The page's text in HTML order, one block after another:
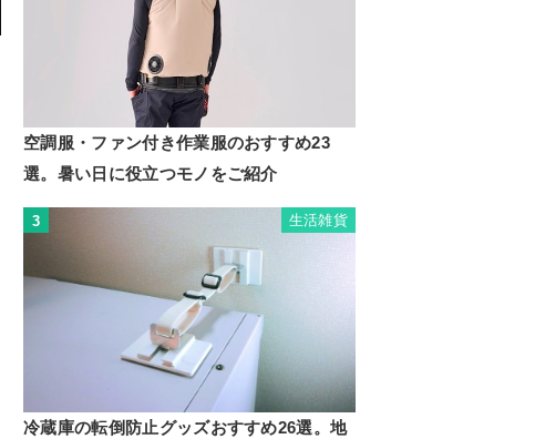
空調服・ファン付き作業服のおすすめ23
選。暑い日に役立つモノをご紹介
3 生活雑貨
冷蔵庫の転倒防止グッズおすすめ26選。地